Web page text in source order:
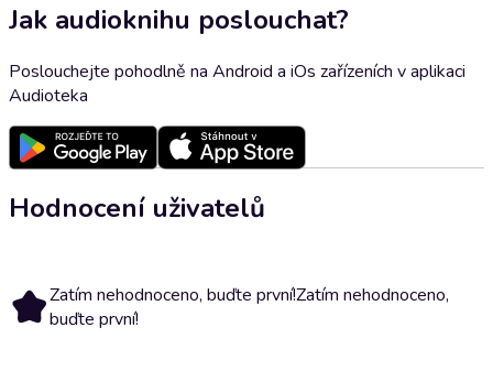
Jak audioknihu poslouchat?
Poslouchejte pohodlně na Android a iOs zařízeních v aplikaci
Audioteka
Hodnocení uživatelů
Zatím nehodnoceno, buďte první!Zatím nehodnoceno,
buďte první!